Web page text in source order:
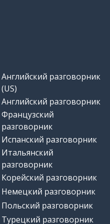
Английский разговорник
(US)
Английский разговорник
Французский
разговорник
Испанский разговорник
Итальянский
разговорник
Корейский разговорник
Немецкий разговорник
Польский разговорник
Турецкий разговорник